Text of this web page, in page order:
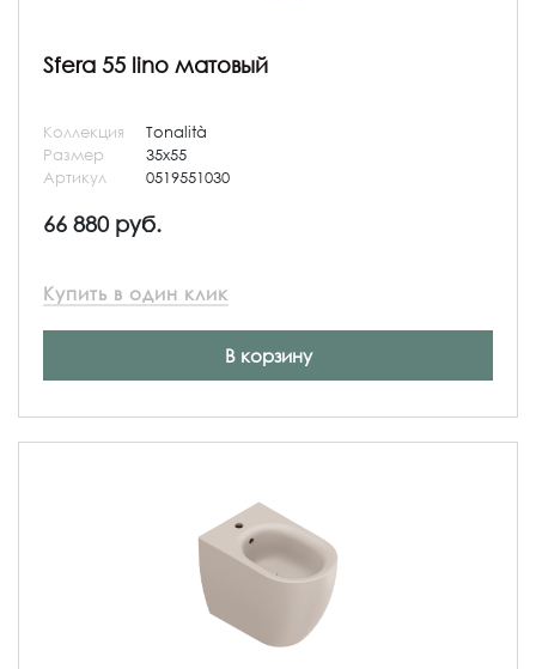
Sfera 55 lino матовый
Коллекция
Tonalità
Размер
35x55
Артикул
0519551030
66 880 руб.
Купить в один клик
В корзину